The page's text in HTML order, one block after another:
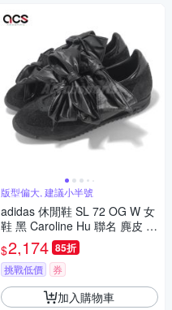
版型偏大, 建議小半號
adidas 休閒鞋 SL 72 OG W 女
鞋 黑 Caroline Hu 聯名 麂皮 蝴
蝶結 愛迪達 JH7342
$2,174 85折
挑戰低價 券
加入購物車